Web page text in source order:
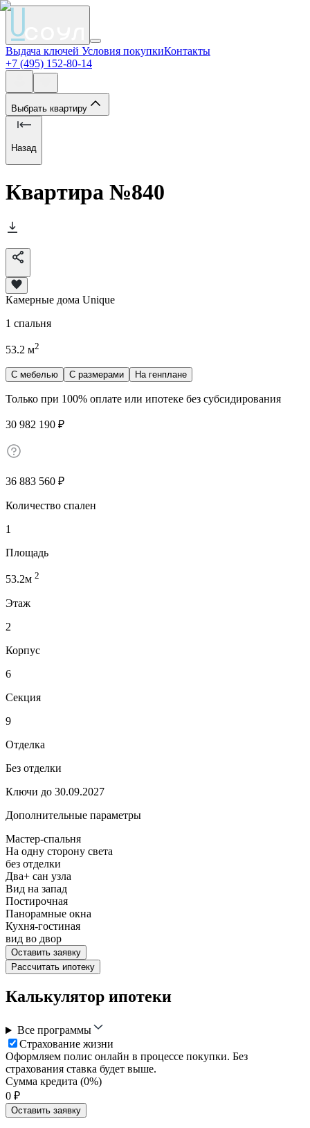
Выдача ключей Условия покупкиКонтакты
+7 (495) 152-80-14
Выбрать квартиру
Назад
Квартира №840
Камерные дома Unique
1 спальня
53.2 м2
С мебелью С размерами На генплане
Только при 100% оплате или ипотеке без субсидирования
30 982 190 ₽
36 883 560 ₽
Количество спален
1
Площадь
53.2м 2
Этаж
2
Корпус
6
Секция
9
Отделка
Без отделки
Ключи до 30.09.2027
Дополнительные параметры
Мастер-спальня
На одну сторону света
без отделки
Два+ сан узла
Вид на запад
Постирочная
Панорамные окна
Кухня-гостиная
вид во двор
Оставить заявку
Рассчитать ипотеку
Калькулятор ипотеки
Все программы
Страхование жизни
Оформляем полис онлайн в процессе покупки. Без
страхования ставка будет выше.
Сумма кредита (0%)
0 ₽
Оставить заявку